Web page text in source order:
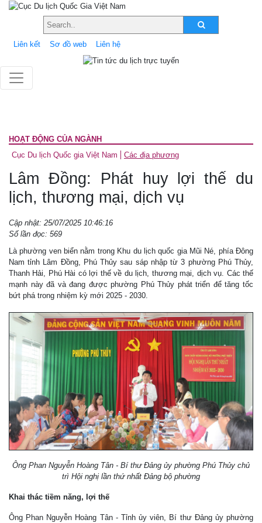
Liên kết Sơ đồ web Liên hệ
HOẠT ĐỘNG CỦA NGÀNH
Cục Du lịch Quốc gia Việt Nam
Các địa phương
Lâm Đồng: Phát huy lợi thế du
lịch, thương mại, dịch vụ
Cập nhật: 25/07/2025 10:46:16
Số lần đọc: 569
Là phường ven biển nằm trong Khu du lịch quốc gia Mũi Né, phía Đông
Nam tỉnh Lâm Đồng, Phú Thủy sau sáp nhập từ 3 phường Phú Thủy,
Thanh Hải, Phú Hài có lợi thế về du lịch, thương mại, dịch vụ. Các thế
mạnh này đã và đang được phường Phú Thủy phát triển để tăng tốc
bứt phá trong nhiệm kỳ mới 2025 - 2030.
Ông Phan Nguyễn Hoàng Tân - Bí thư Đảng ủy phường Phú Thủy chủ
trì Hội nghị lần thứ nhất Đảng bộ phường
Khai thác tiềm năng, lợi thế
Ông Phan Nguyễn Hoàng Tân - Tỉnh ủy viên, Bí thư Đảng ủy phường